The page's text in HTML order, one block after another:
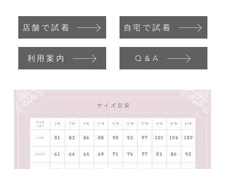
店舗で試着
利用案内
自宅で試着
Q＆A